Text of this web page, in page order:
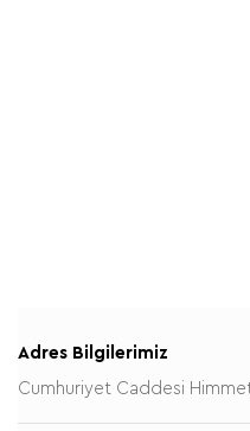
Adres Bilgilerimiz
Cumhuriyet Caddesi